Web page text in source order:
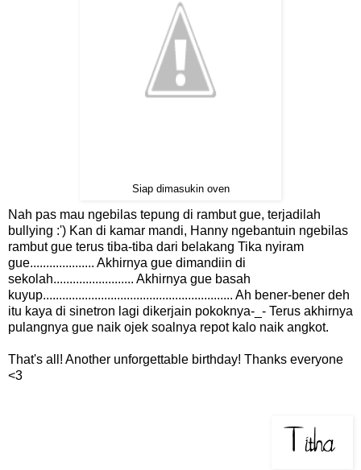
Siap dimasukin oven
Nah pas mau ngebilas tepung di rambut gue, terjadilah
bullying :') Kan di kamar mandi, Hanny ngebantuin ngebilas
rambut gue terus tiba-tiba dari belakang Tika nyiram
gue.................... Akhirnya gue dimandiin di
sekolah......................... Akhirnya gue basah
kuyup........................................................... Ah bener-bener deh
itu kaya di sinetron lagi dikerjain pokoknya-_- Terus akhirnya
pulangnya gue naik ojek soalnya repot kalo naik angkot.
That's all! Another unforgettable birthday! Thanks everyone
<3